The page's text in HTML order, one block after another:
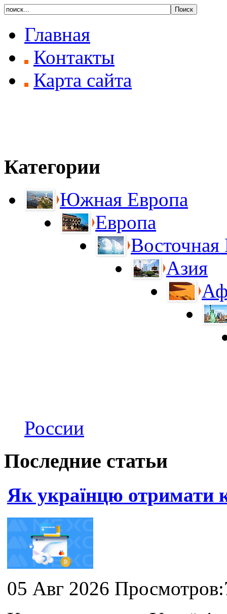
Главная
Контакты
Карта сайта
Категории
Южная Европа
Европа
Восточная
Азия
России
Последние статьи
Як українцю отримати
05 Авг 2026